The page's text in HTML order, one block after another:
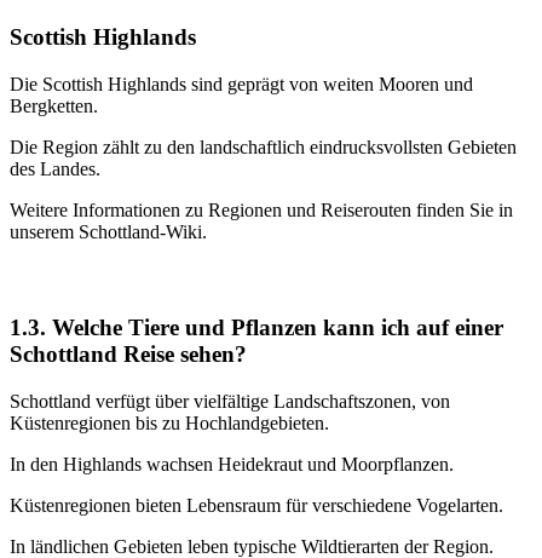
Scottish Highlands
Die Scottish Highlands sind geprägt von weiten Mooren und
Bergketten.
Die Region zählt zu den landschaftlich eindrucksvollsten Gebieten
des Landes.
Weitere Informationen zu Regionen und Reiserouten finden Sie in
unserem Schottland-Wiki.
1.3. Welche Tiere und Pflanzen kann ich auf einer
Schottland Reise sehen?
Schottland verfügt über vielfältige Landschaftszonen, von
Küstenregionen bis zu Hochlandgebieten.
In den Highlands wachsen Heidekraut und Moorpflanzen.
Küstenregionen bieten Lebensraum für verschiedene Vogelarten.
In ländlichen Gebieten leben typische Wildtierarten der Region.